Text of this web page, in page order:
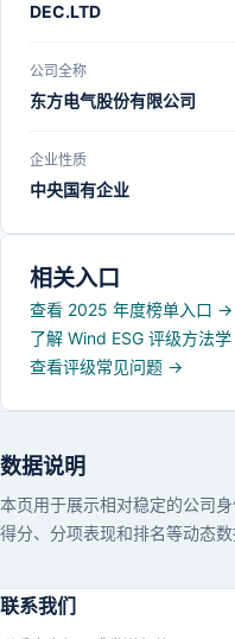
DEC.LTD
公司全称
东方电气股份有限公司
企业性质
中央国有企业
相关入口
查看 2025 年度榜单入口 →
了解 Wind ESG 评级方法学
查看评级常见问题 →
数据说明
本页用于展示相对稳定的公司身
得分、分项表现和排名等动态
联系我们